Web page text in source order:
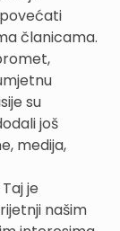
članicama.
su
još
medija,
je
našim